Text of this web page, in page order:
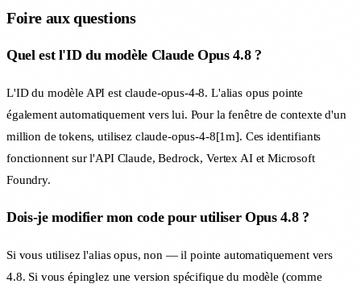
Foire aux questions
Quel est l'ID du modèle Claude Opus 4.8 ?
L'ID du modèle API est claude-opus-4-8. L'alias opus pointe
également automatiquement vers lui. Pour la fenêtre de contexte d'un
million de tokens, utilisez claude-opus-4-8[1m]. Ces identifiants
fonctionnent sur l'API Claude, Bedrock, Vertex AI et Microsoft
Foundry.
Dois-je modifier mon code pour utiliser Opus 4.8 ?
Si vous utilisez l'alias opus, non — il pointe automatiquement vers
4.8. Si vous épinglez une version spécifique du modèle (comme